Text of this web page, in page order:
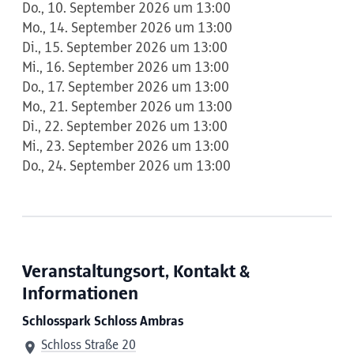
Do., 10. September 2026 um 13:00
Mo., 14. September 2026 um 13:00
Di., 15. September 2026 um 13:00
Mi., 16. September 2026 um 13:00
Do., 17. September 2026 um 13:00
Mo., 21. September 2026 um 13:00
Di., 22. September 2026 um 13:00
Mi., 23. September 2026 um 13:00
Do., 24. September 2026 um 13:00
Veranstaltungsort, Kontakt &
Informationen
Schlosspark Schloss Ambras
Schloss Straße 20